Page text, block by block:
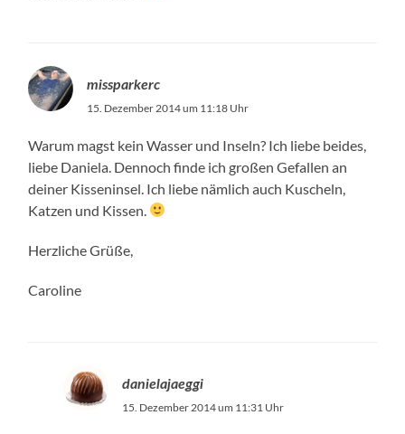
missparkerc
15. Dezember 2014 um 11:18 Uhr
Warum magst kein Wasser und Inseln? Ich liebe beides,
liebe Daniela. Dennoch finde ich großen Gefallen an
deiner Kisseninsel. Ich liebe nämlich auch Kuscheln,
Katzen und Kissen.
Herzliche Grüße,
Caroline
danielajaeggi
15. Dezember 2014 um 11:31 Uhr